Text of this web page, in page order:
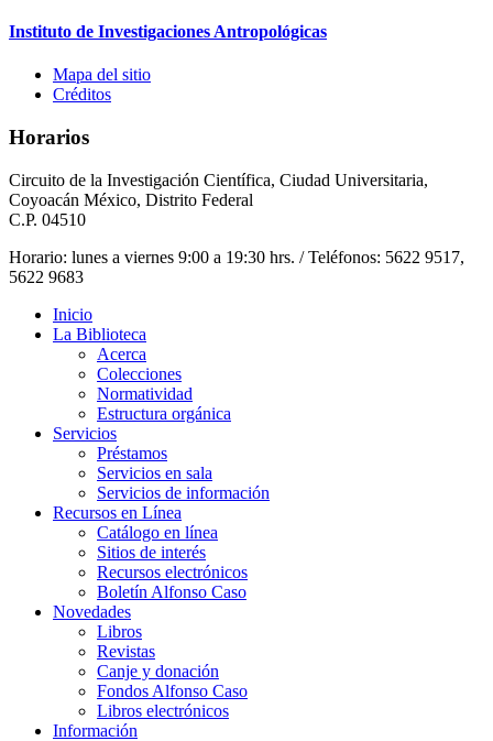
Instituto de Investigaciones Antropológicas
Mapa del sitio
Créditos
Horarios
Circuito de la Investigación Científica, Ciudad Universitaria,
Coyoacán México, Distrito Federal
C.P. 04510
Horario: lunes a viernes 9:00 a 19:30 hrs. / Teléfonos: 5622 9517,
5622 9683
Inicio
La Biblioteca
Acerca
Colecciones
Normatividad
Estructura orgánica
Servicios
Préstamos
Servicios en sala
Servicios de información
Recursos en Línea
Catálogo en línea
Sitios de interés
Recursos electrónicos
Boletín Alfonso Caso
Novedades
Libros
Revistas
Canje y donación
Fondos Alfonso Caso
Libros electrónicos
Información